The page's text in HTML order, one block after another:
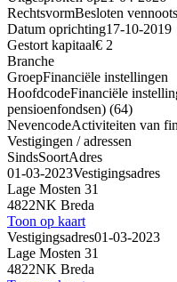
RechtsvormBesloten
Datum oprichting17-10-2019
Gestort kapitaal€ 2
Branche
GroepFinanciële instellingen
HoofdcodeFinanciële
pensioenfondsen) (64)
NevencodeActiviteiten van
Vestigingen / adressen
SindsSoortAdres
01-03-2023Vestigingsadres
Lage Mosten 31
4822NK Breda
Toon op kaart
Vestigingsadres01-03-2023
Lage Mosten 31
4822NK Breda